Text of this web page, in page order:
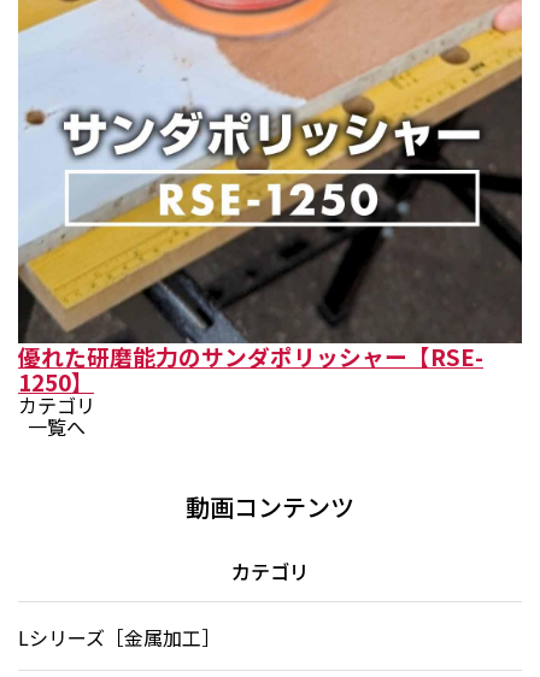
優れた研磨能力のサンダポリッシャー【RSE-
1250】
カテゴリ
一覧へ
動画コンテンツ
カテゴリ
Lシリーズ［金属加工］